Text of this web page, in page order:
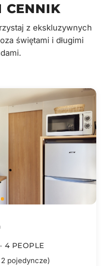
CENNIK
z ekskluzywnych
świętami i długimi
· 4 PEOPLE
pojedyncze)